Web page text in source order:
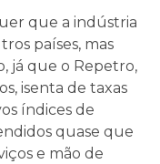
que a indústria
países, mas
já que o Repetro,
isenta de taxas
índices de
quase que
e mão de